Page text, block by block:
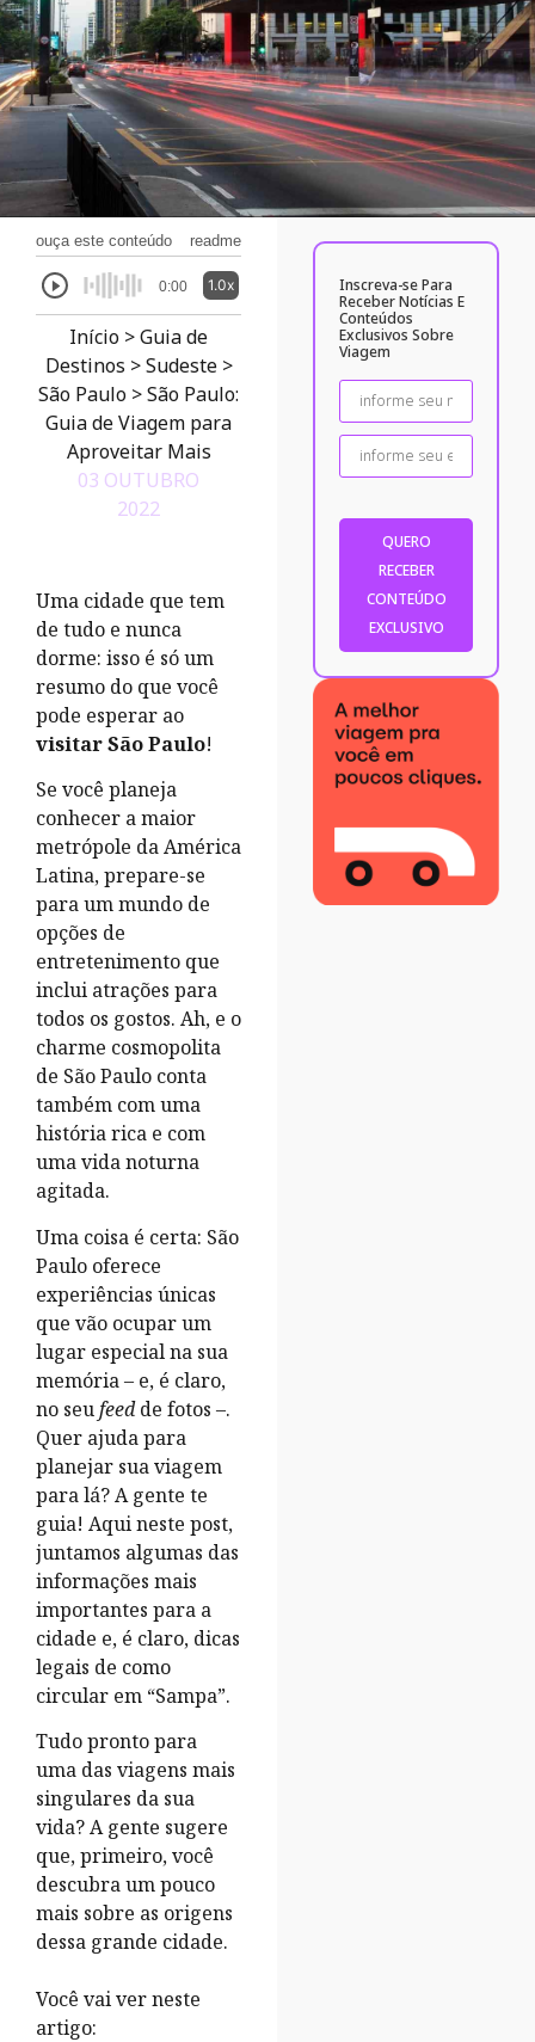
ouça este conteúdo readme
0:00 1.0x
Início >Guia de
Destinos >Sudeste>
São Paulo >São Paulo:
Guia de Viagem para
Aproveitar Mais
03 OUTUBRO
2022
Uma cidade que tem
de tudo e nunca
dorme: isso é só um
resumo do que você
pode esperar ao
visitar São Paulo!
Se você planeja
conhecer a maior
metrópole da América
Latina, prepare-se
para um mundo de
opções de
entretenimento que
inclui atrações para
todos os gostos. Ah, e o
charme cosmopolita
de São Paulo conta
também com uma
história rica e com
uma vida noturna
agitada.
Uma coisa é certa: São
Paulo oferece
experiências únicas
que vão ocupar um
lugar especial na sua
memória – e, é claro,
no seufeedde fotos –.
Quer ajuda para
planejar sua viagem
para lá? A gente te
guia! Aqui neste post,
juntamos algumas das
informações mais
importantes para a
cidade e, é claro, dicas
legais de como
circular em “Sampa”.
Tudo pronto para
uma das viagens mais
singulares da sua
vida? A gente sugere
que, primeiro, você
descubra um pouco
mais sobre as origens
dessa grande cidade.
Você vai ver neste
artigo:
Inscreva-se Para
Receber Notícias E
Conteúdos
Exclusivos Sobre
Viagem